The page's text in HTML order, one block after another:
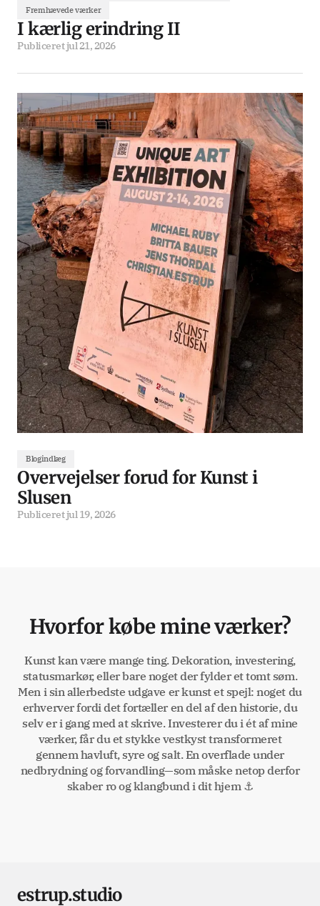
Fremhævede værker
I kærlig erindring II
Publiceretjul 21, 2026
Blogindlæg
Overvejelser forud for Kunst i
Slusen
Publiceretjul 19, 2026
Hvorfor købe mine værker?
Kunst kan være mange ting. Dekoration, investering,
statusmarkør, eller bare noget der fylder et tomt søm.
Men i sin allerbedste udgave er kunst et spejl: noget du
erhverver fordi det fortæller en del af den historie, du
selv er i gang med at skrive. Investerer du i ét af mine
værker, får du et stykke vestkyst transformeret
gennem havluft, syre og salt. En overflade under
nedbrydning og forvandling—som måske netop derfor
skaber ro og klangbund i dit hjem ⚓
estrup.studio